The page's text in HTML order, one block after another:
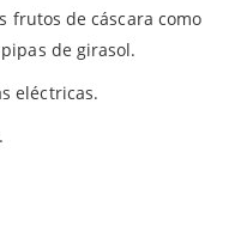
frutos de cáscara como
de girasol.
eléctricas.